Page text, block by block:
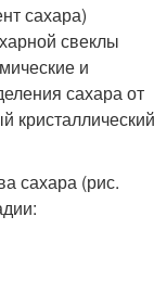
сахара)
свеклы
и
сахара от
кристаллический
сахара (рис.